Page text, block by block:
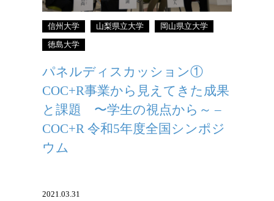
信州大学 山梨県立大学 岡山県立大学
徳島大学
パネルディスカッション①
COC+R事業から見えてきた成果
と課題 〜学生の視点から～ –
COC+R 令和5年度全国シンポジ
ウム
2021.03.31